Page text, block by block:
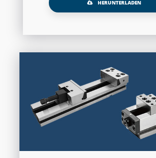
HERUNTERLADEN